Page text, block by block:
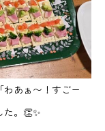
あぁ〜！すごー
。👏✨